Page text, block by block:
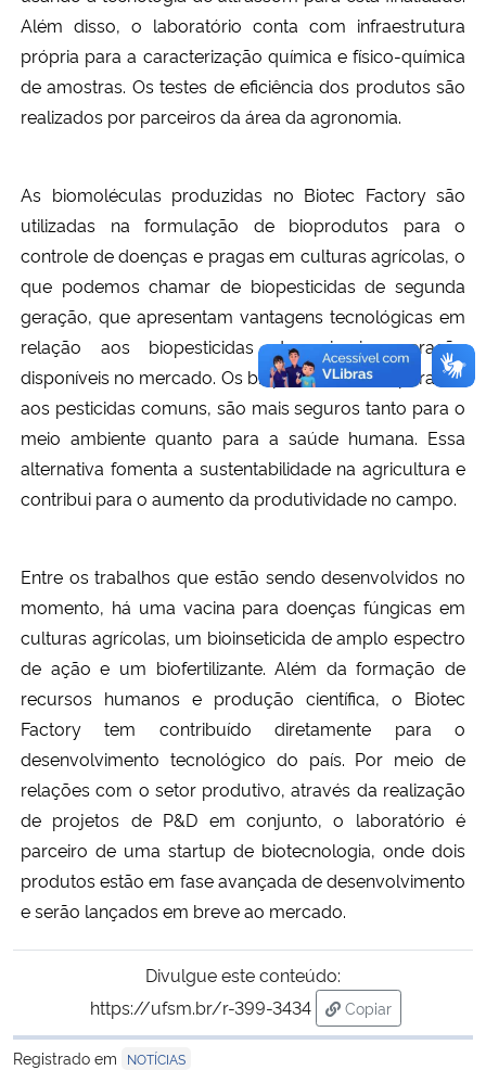
Além disso, o laboratório conta com infraestrutura
própria para a caracterização química e físico-química
de amostras. Os testes de eficiência dos produtos são
realizados por parceiros da área da agronomia.
As biomoléculas produzidas no Biotec Factory são
utilizadas na formulação de bioprodutos para o
controle de doenças e pragas em culturas agrícolas, o
que podemos chamar de biopesticidas de segunda
geração, que apresentam vantagens tecnológicas em
relação aos biopesticidas de primeira geração
disponíveis no mercado. Os biopesticidas, comparados
aos pesticidas comuns, são mais seguros tanto para o
meio ambiente quanto para a saúde humana. Essa
alternativa fomenta a sustentabilidade na agricultura e
contribui para o aumento da produtividade no campo.
Entre os trabalhos que estão sendo desenvolvidos no
momento, há uma vacina para doenças fúngicas em
culturas agrícolas, um bioinseticida de amplo espectro
de ação e um biofertilizante. Além da formação de
recursos humanos e produção científica, o Biotec
Factory tem contribuído diretamente para o
desenvolvimento tecnológico do país. Por meio de
relações com o setor produtivo, através da realização
de projetos de P&D em conjunto, o laboratório é
parceiro de uma startup de biotecnologia, onde dois
produtos estão em fase avançada de desenvolvimento
e serão lançados em breve ao mercado.
Divulgue este conteúdo:
https://ufsm.br/r-399-3434
Copiar
para área de
Registrado em
NOTÍCIAS